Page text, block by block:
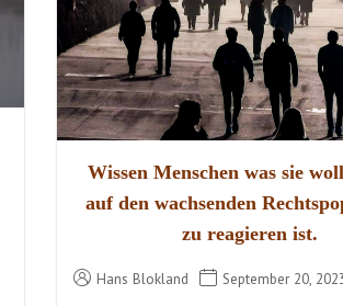
Wissen Menschen was sie
auf den wachsenden
zu reagieren ist.
Hans Blokland September 20,